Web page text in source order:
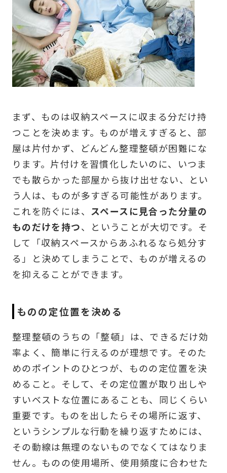
まず、ものは収納スペースに収まる分だけ持
つことを決めます。ものが増えすぎると、部
屋は片付かず、どんどん整理整頓が困難にな
ります。片付けを習慣化したいのに、いつま
でも散らかった部屋から抜け出せない、とい
う人は、ものが多すぎる可能性があります。
これを防ぐには、 スペースに見合った分量の
ものだけを持つ、ということが大切です。そ
して「収納スペースからあふれるなら処分す
る」と決めてしまうことで、ものが増えるの
を抑えることができます。
ものの定位置を決める
整理整頓のうちの「整頓」は、できるだけ効
率よく、簡単に行えるのが理想です。そのた
めのポイントのひとつが、ものの定位置を決
めること。そして、その定位置が取り出しや
すいベストな位置にあることも、同じくらい
重要です。ものを出したらその場所に返す、
というシンプルな行動を繰り返すためには、
その動線は無理のないものでなくてはなりま
せん。ものの使用場所、使用頻度に合わせた